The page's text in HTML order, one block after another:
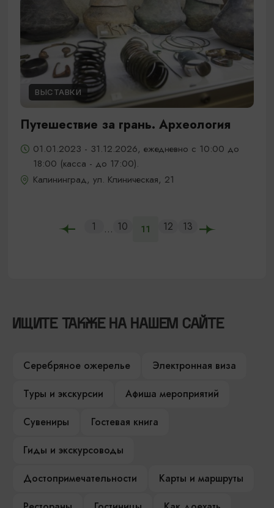
ВЫСТАВКИ
Путешествие за грань. Археология
01.01.2023 - 31.12.2026, ежедневно с 10:00 до
18:00 (касса - до 17:00).
Калининград, ул. Клиническая, 21
1 ... 10 11 12 13
ИЩИТЕ ТАКЖЕ НА НАШЕМ САЙТЕ
Серебряное ожерелье
Электронная виза
Туры и экскурсии
Афиша мероприятий
Сувениры
Гостевая книга
Гиды и экскурсоводы
Достопримечательности
Карты и маршруты